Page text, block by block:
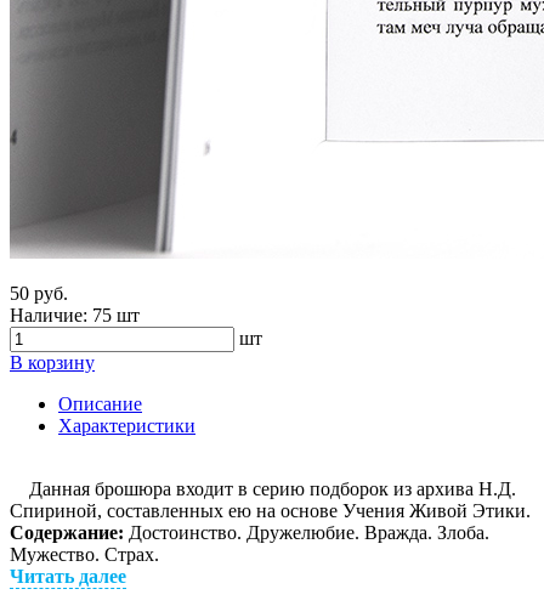
50 руб.
Наличие: 75 шт
шт
В корзину
Описание
Характеристики
Данная брошюра входит в серию подборок из архива Н.Д.
Спириной, составленных ею на основе Учения Живой Этики.
Содержание: Достоинство. Дружелюбие. Вражда. Злоба.
Мужество. Страх.
Читать далее